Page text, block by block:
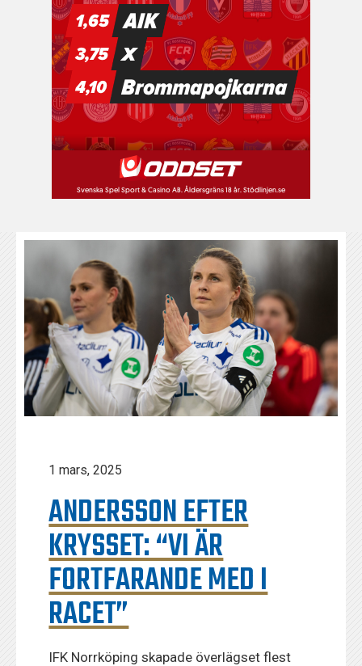
1 mars, 2025
ANDERSSON EFTER
KRYSSET: “VI ÄR
FORTFARANDE MED I
RACET”
IFK Norrköping skapade överlägset flest